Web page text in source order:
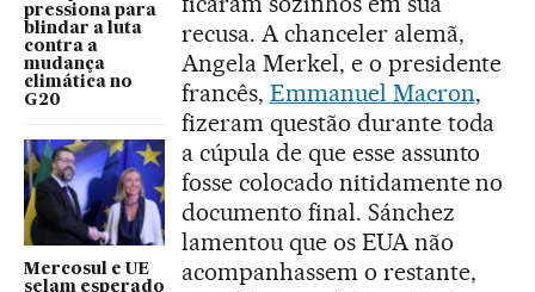
pressiona para
blindar a luta
contra a
mudança
climática no
G20
Mercosul e UE
selam esperado
recusa. A chanceler alemã,
Angela Merkel, e o presidente
francês, Emmanuel Macron,
fizeram questão durante toda
a cúpula de que esse assunto
fosse colocado nitidamente no
documento final. Sánchez
lamentou que os EUA não
acompanhassem o restante,